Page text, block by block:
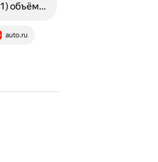
auto.ru
объём…